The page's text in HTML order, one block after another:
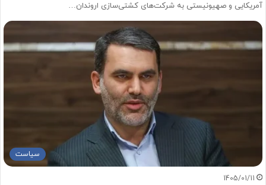
آمریکایی و صهیونیستی به شرکت‌های کشتی‌سازی اروندان…
سیاست
1405/01/11